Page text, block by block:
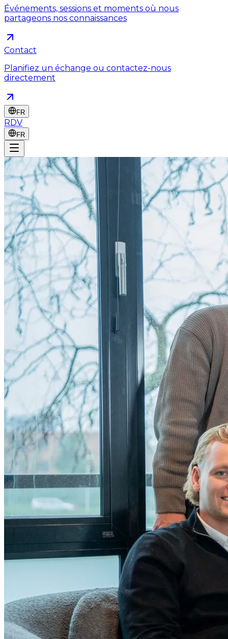
Événements, sessions et moments où nous
partageons nos connaissances
Contact
Planifiez un échange ou contactez-nous
directement
FR
RDV
FR